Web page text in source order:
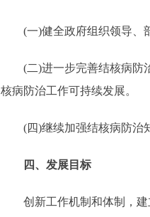
(一)健全政府组织领导、部
(二)进一步完善结核病防治
核病防治工作可持续发展。
(四)继续加强结核病防治
四、发展目标
创新工作机制和体制，建